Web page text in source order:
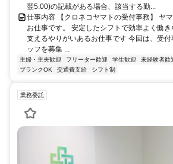
翌5:00)の記載がある場合、該当する勤...
仕事内容 【クロネコヤマトの受付事務】 ヤ
お仕事です。 安定したシフトで効率よく働
支えるやりがいあるお仕事です 今回は、受
ッフを募集 ...
主婦・主夫歓迎 フリーター歓迎 学生歓迎 未経験者歓
ブランクOK
交通費支給 シフト制
業務委託